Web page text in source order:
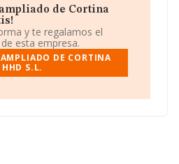
mayor de textiles'. La empresa
exteriores.
S.L, NIF B13775267, tiene su
en Calle Narcis Monturiol
en el municipio de Sant Quirze
Cataluña.
de la que dispone INFORMA
de Cortina
y te regalamos el
esta empresa.
DE CORTINA
HHD S.L.